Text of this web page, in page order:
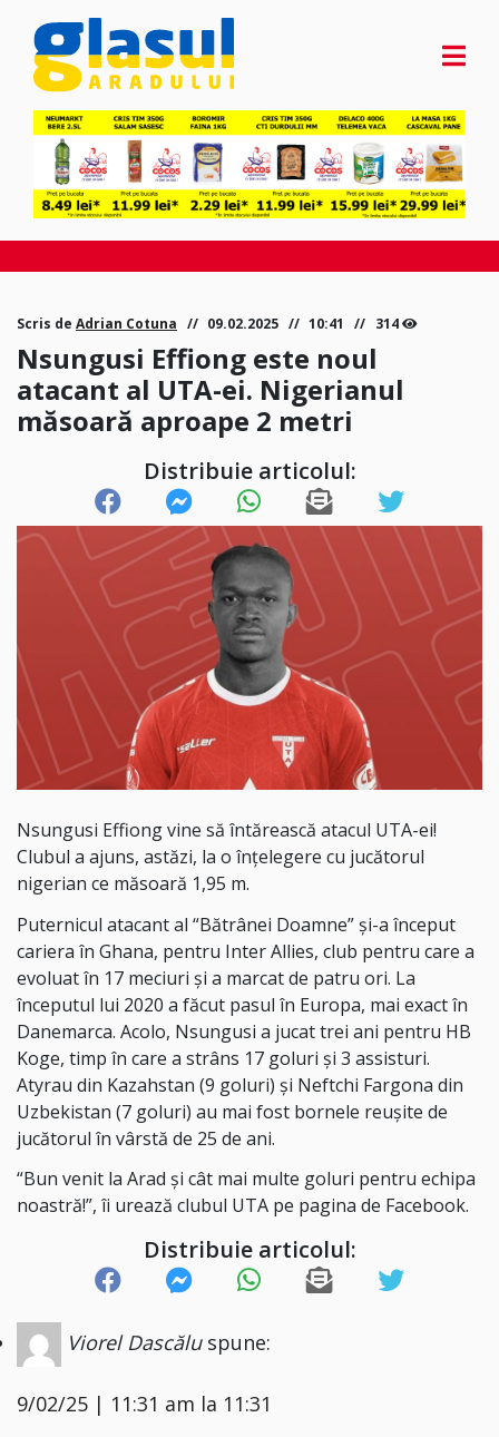
Scris de Adrian Cotuna 09.02.2025 10:41 314
Nsungusi Effiong este noul
atacant al UTA-ei. Nigerianul
măsoară aproape 2 metri
Distribuie articolul:
Nsungusi Effiong vine să întărească atacul UTA-ei!
Clubul a ajuns, astăzi, la o înțelegere cu jucătorul
nigerian ce măsoară 1,95 m.
Puternicul atacant al “Bătrânei Doamne” și-a început
cariera în Ghana, pentru Inter Allies, club pentru care a
evoluat în 17 meciuri și a marcat de patru ori. La
începutul lui 2020 a făcut pasul în Europa, mai exact în
Danemarca. Acolo, Nsungusi a jucat trei ani pentru HB
Koge, timp în care a strâns 17 goluri și 3 assisturi.
Atyrau din Kazahstan (9 goluri) și Neftchi Fargona din
Uzbekistan (7 goluri) au mai fost bornele reușite de
jucătorul în vârstă de 25 de ani.
“Bun venit la Arad și cât mai multe goluri pentru echipa
noastră!”, îi urează clubul UTA pe pagina de Facebook.
Distribuie articolul:
Viorel Dascălu spune:
9/02/25 | 11:31 am la 11:31